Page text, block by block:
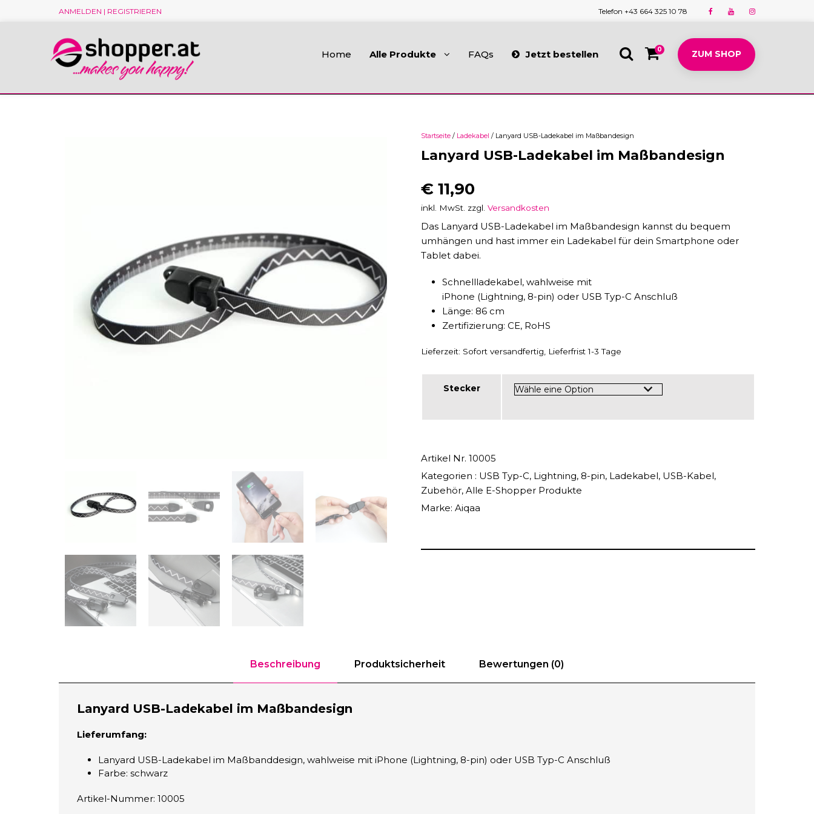
ANMELDEN | REGISTRIEREN Telefon +43 664 325 10 78
Home Alle Produkte FAQs Jetzt bestellen 0 ZUM SHOP
Startseite / Ladekabel / Lanyard USB-Ladekabel im Maßbandesign
Lanyard USB-Ladekabel im Maßbandesign
€ 11,90
inkl. MwSt. zzgl. Versandkosten
Das Lanyard USB-Ladekabel im Maßbandesign kannst du bequem
umhängen und hast immer ein Ladekabel für dein Smartphone oder
Tablet dabei.
Schnellladekabel, wahlweise mit
iPhone (Lightning, 8-pin) oder USB Typ-C Anschluß
Länge: 86 cm
Zertifizierung: CE, RoHS
Lieferzeit: Sofort versandfertig, Lieferfrist 1-3 Tage
Stecker
Artikel Nr. 10005
Kategorien : USB Typ-C, Lightning, 8-pin, Ladekabel, USB-Kabel,
Zubehör, Alle E-Shopper Produkte
Marke: Aiqaa
Beschreibung Produktsicherheit Bewertungen (0)
Lanyard USB-Ladekabel im Maßbandesign
Lieferumfang:
Lanyard USB-Ladekabel im Maßbanddesign, wahlweise mit iPhone (Lightning, 8-pin) oder USB Typ-C Anschluß
Farbe: schwarz
Artikel-Nummer: 10005